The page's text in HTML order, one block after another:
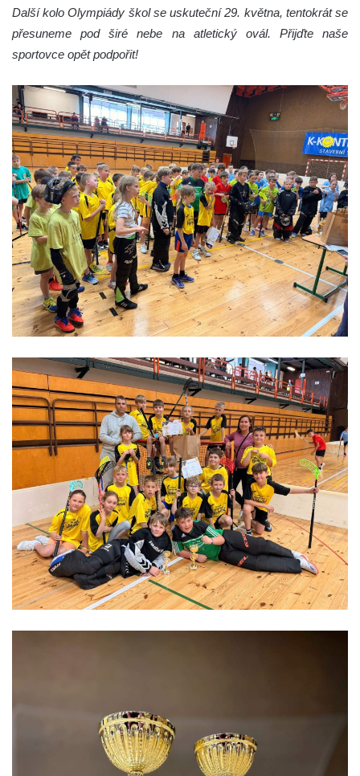
Další kolo Olympiády škol se uskuteční 29. května, tentokrát se
přesuneme pod širé nebe na atletický ovál. Přijďte naše
sportovce opět podpořit!